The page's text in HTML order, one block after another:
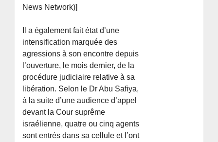
News Network)]
Il a également fait état d’une
intensification marquée des
agressions à son encontre depuis
l’ouverture, le mois dernier, de la
procédure judiciaire relative à sa
libération. Selon le Dr Abu Safiya,
à la suite d’une audience d’appel
devant la Cour suprême
israélienne, quatre ou cinq agents
sont entrés dans sa cellule et l’ont